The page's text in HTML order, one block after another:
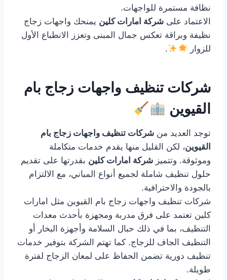
نظافة مستمرة للواجهات.
الاعتماد على شركة امارات كلين يمنحك واجهات زجاج
نظيفة وبراقة تعكس جمال المبنى وتعزز الانطباع الأول
للزوار
.
شركات تنظيف واجهات زجاج بام
القيوين
توجد العديد من شركات تنظيف واجهات زجاج بام
القيوين، لكن القليل منها يقدم خدمات متكاملة
وموثوقة. وتتميز شركة امارات كلين بقدرتها على تقديم
حلول تنظيف شاملة لجميع أنواع المباني، مع الالتزام
بالجودة والاحترافية.
شركات تنظيف واجهات زجاج بام القيوين مثل امارات
كلين تعتمد على فرق مدربة ومجهزة بأحدث معدات
التنظيف، بما في ذلك حبال السلامة وأجهزة البخار أو
التنظيف الجاف للزجاج. كما تهتم الشركة بتوفير خدمات
تنظيف دورية تضمن الحفاظ على لمعان الزجاج لفترة
طويلة.